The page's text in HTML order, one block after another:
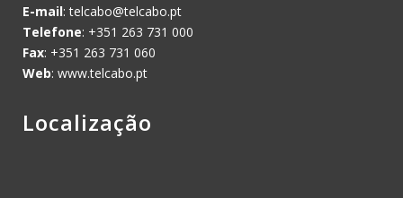
E-mail:telcabo@telcabo.pt
Telefone: +351 263 731 000
Fax: +351 263 731 060
Web: www.telcabo.pt
Localização